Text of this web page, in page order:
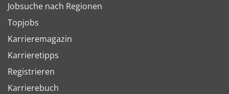
Jobsuche nach Regionen
Topjobs
Karrieremagazin
Karrieretipps
Registrieren
Karrierebuch